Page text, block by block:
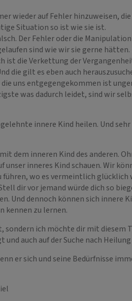
wieder auf Fehler hinzuweisen,
Situation so ist wie sie ist.
Der Fehler oder die
sind wie wir sie gerne
die Verkettung der
die gilt es eben auch
die uns entgegengekommen ist
was dadurch leidet, sind wir
innere Kind heilen. Und
inneren Kind des anderen.
inneres Kind schauen. Wir
wo es vermeintlich
dir vor jemand würde dich so
Und dennoch können sich innere
kennen zu lernen.
sondern ich möchte dir mit diesem
auch auf der Suche nach
er sich und seine Bedürfnisse